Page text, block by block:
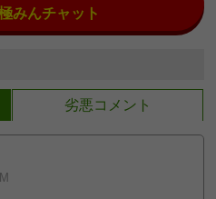
みんチャット
劣悪コメント